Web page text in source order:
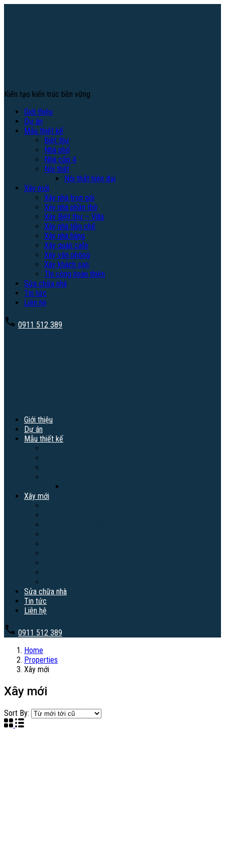
Kiến tạo kiến trúc bền vững
Giới thiệu
Dự án
Mẫu thiết kế
Biệt thự
Nhà phố
Nhà cấp 4
Nội thất
Nội thất hiện đại
Xây mới
Xây nhà trọn gói
Xây nhà phần thô
Xây Biệt thự – Villa
Xây nhà tiền chế
Xây nhà hàng
Xây quán cafe
Xây văn phòng
Xây khách sạn
Thi công hoàn thiện
Sửa chữa nhà
Tin tức
Liên hệ
0911 512 389
Giới thiệu
Dự án
Mẫu thiết kế
Xây mới
Sửa chữa nhà
Tin tức
Liên hệ
0911 512 389
Home
Properties
Xây mới
Xây mới
Sort By: